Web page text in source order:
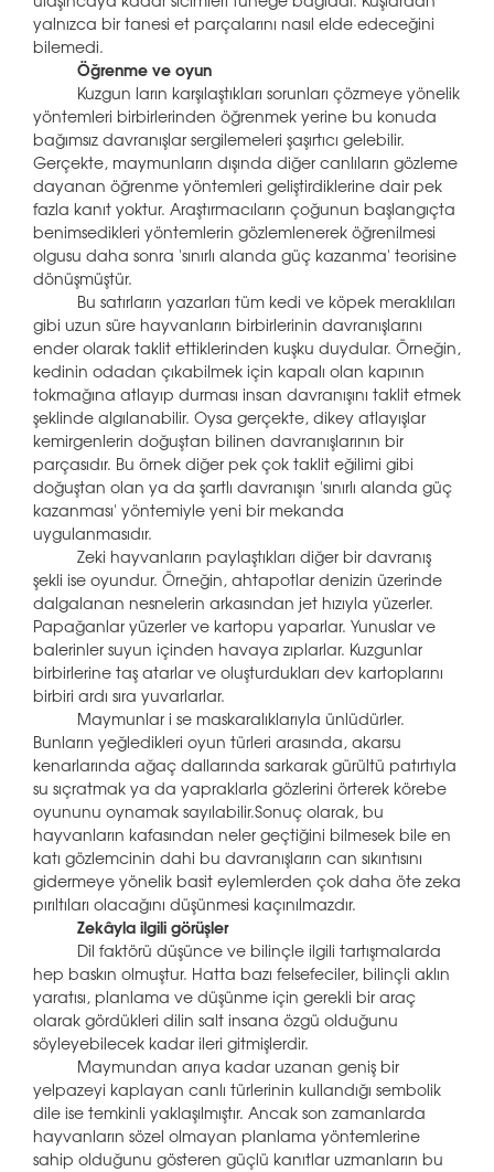
yalnızca bir tanesi et parçalarını nasıl elde edeceğini
bilemedi.
Öğrenme ve oyun
Kuzgun ların karşılaştıkları sorunları çözmeye yönelik
yöntemleri birbirlerinden öğrenmek yerine bu konuda
bağımsız davranışlar sergilemeleri şaşırtıcı gelebilir.
Gerçekte, maymunların dışında diğer canlıların gözleme
dayanan öğrenme yöntemleri geliştirdiklerine dair pek
fazla kanıt yoktur. Araştırmacıların çoğunun başlangıçta
benimsedikleri yöntemlerin gözlemlenerek öğrenilmesi
olgusu daha sonra 'sınırlı alanda güç kazanma' teorisine
dönüşmüştür.
Bu satırların yazarları tüm kedi ve köpek meraklıları
gibi uzun süre hayvanların birbirlerinin davranışlarını
ender olarak taklit ettiklerinden kuşku duydular. Örneğin,
kedinin odadan çıkabilmek için kapalı olan kapının
tokmağına atlayıp durması insan davranışını taklit etmek
şeklinde algılanabilir. Oysa gerçekte, dikey atlayışlar
kemirgenlerin doğuştan bilinen davranışlarının bir
parçasıdır. Bu örnek diğer pek çok taklit eğilimi gibi
doğuştan olan ya da şartlı davranışın 'sınırlı alanda güç
kazanması' yöntemiyle yeni bir mekanda
uygulanmasıdır.
Zeki hayvanların paylaştıkları diğer bir davranış
şekli ise oyundur. Örneğin, ahtapotlar denizin üzerinde
dalgalanan nesnelerin arkasından jet hızıyla yüzerler.
Papağanlar yüzerler ve kartopu yaparlar. Yunuslar ve
balerinler suyun içinden havaya zıplarlar. Kuzgunlar
birbirlerine taş atarlar ve oluşturdukları dev kartoplarını
birbiri ardı sıra yuvarlarlar.
Maymunlar i se maskaralıklarıyla ünlüdürler.
Bunların yeğledikleri oyun türleri arasında, akarsu
kenarlarında ağaç dallarında sarkarak gürültü patırtıyla
su sıçratmak ya da yapraklarla gözlerini örterek körebe
oyununu oynamak sayılabilir.Sonuç olarak, bu
hayvanların kafasından neler geçtiğini bilmesek bile en
katı gözlemcinin dahi bu davranışların can sıkıntısını
gidermeye yönelik basit eylemlerden çok daha öte zeka
pırıltıları olacağını düşünmesi kaçınılmazdır.
Zekâyla ilgili görüşler
Dil faktörü düşünce ve bilinçle ilgili tartışmalarda
hep baskın olmuştur. Hatta bazı felsefeciler, bilinçli aklın
yaratısı, planlama ve düşünme için gerekli bir araç
olarak gördükleri dilin salt insana özgü olduğunu
söyleyebilecek kadar ileri gitmişlerdir.
Maymundan arıya kadar uzanan geniş bir
yelpazeyi kaplayan canlı türlerinin kullandığı sembolik
dile ise temkinli yaklaşılmıştır. Ancak son zamanlarda
hayvanların sözel olmayan planlama yöntemlerine
sahip olduğunu gösteren güçlü kanıtlar uzmanların bu